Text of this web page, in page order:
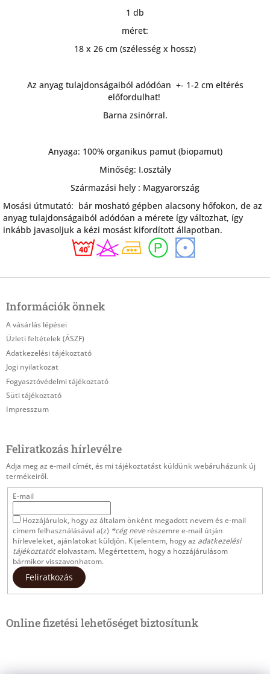
1 db
méret:
18 x 26 cm (szélesség x hossz)
Az anyag tulajdonságaiból adódóan +- 1-2 cm eltérés
előfordulhat!
Barna zsinórral.
Anyaga: 100% organikus pamut (biopamut)
Minőség: I.osztály
Származási hely : Magyarország
Mosási útmutató: bár mosható gépben alacsony hőfokon, de az
anyag tulajdonságaiból adódóan a mérete így változhat, így
inkább javasoljuk a kézi mosást kifordított állapotban.
Információk önnek
A vásárlás lépései
Üzleti feltételek (ÁSZF)
Adatkezelési tájékoztató
Jogi nyilatkozat
Fogyasztóvédelmi tájékoztató
Süti tájékoztató
Impresszum
Feliratkozás hírlevélre
Adja meg az e-mail címét, és mi tájékoztatást küldünk webáruházunk új
termékeiről.
E-mail
Hozzájárulok, hogy az általam önként megadott nevem és e-mail
címem felhasználásával a(z) *cég neverészemre e-mail útján
hírleveleket, ajánlatokat küldjön. Kijelentem, hogy az adatkezelési
tájékoztatót elolvastam. Megértettem, hogy a hozzájárulásom
bármikor visszavonhatom.
Feliratkozás
Online fizetési lehetőséget biztosítunk